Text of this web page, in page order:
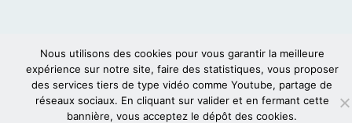
Nous utilisons des cookies pour vous garantir la meilleure
expérience sur notre site, faire des statistiques, vous proposer
des services tiers de type vidéo comme Youtube, partage de
réseaux sociaux. En cliquant sur valider et en fermant cette
bannière, vous acceptez le dépôt des cookies.